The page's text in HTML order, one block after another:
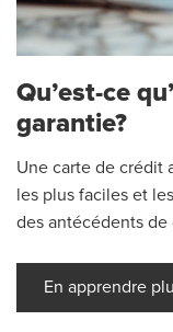
Qu’est-ce
garantie?
Une carte de crédit
les plus faciles et
des antécédents de
En apprendre